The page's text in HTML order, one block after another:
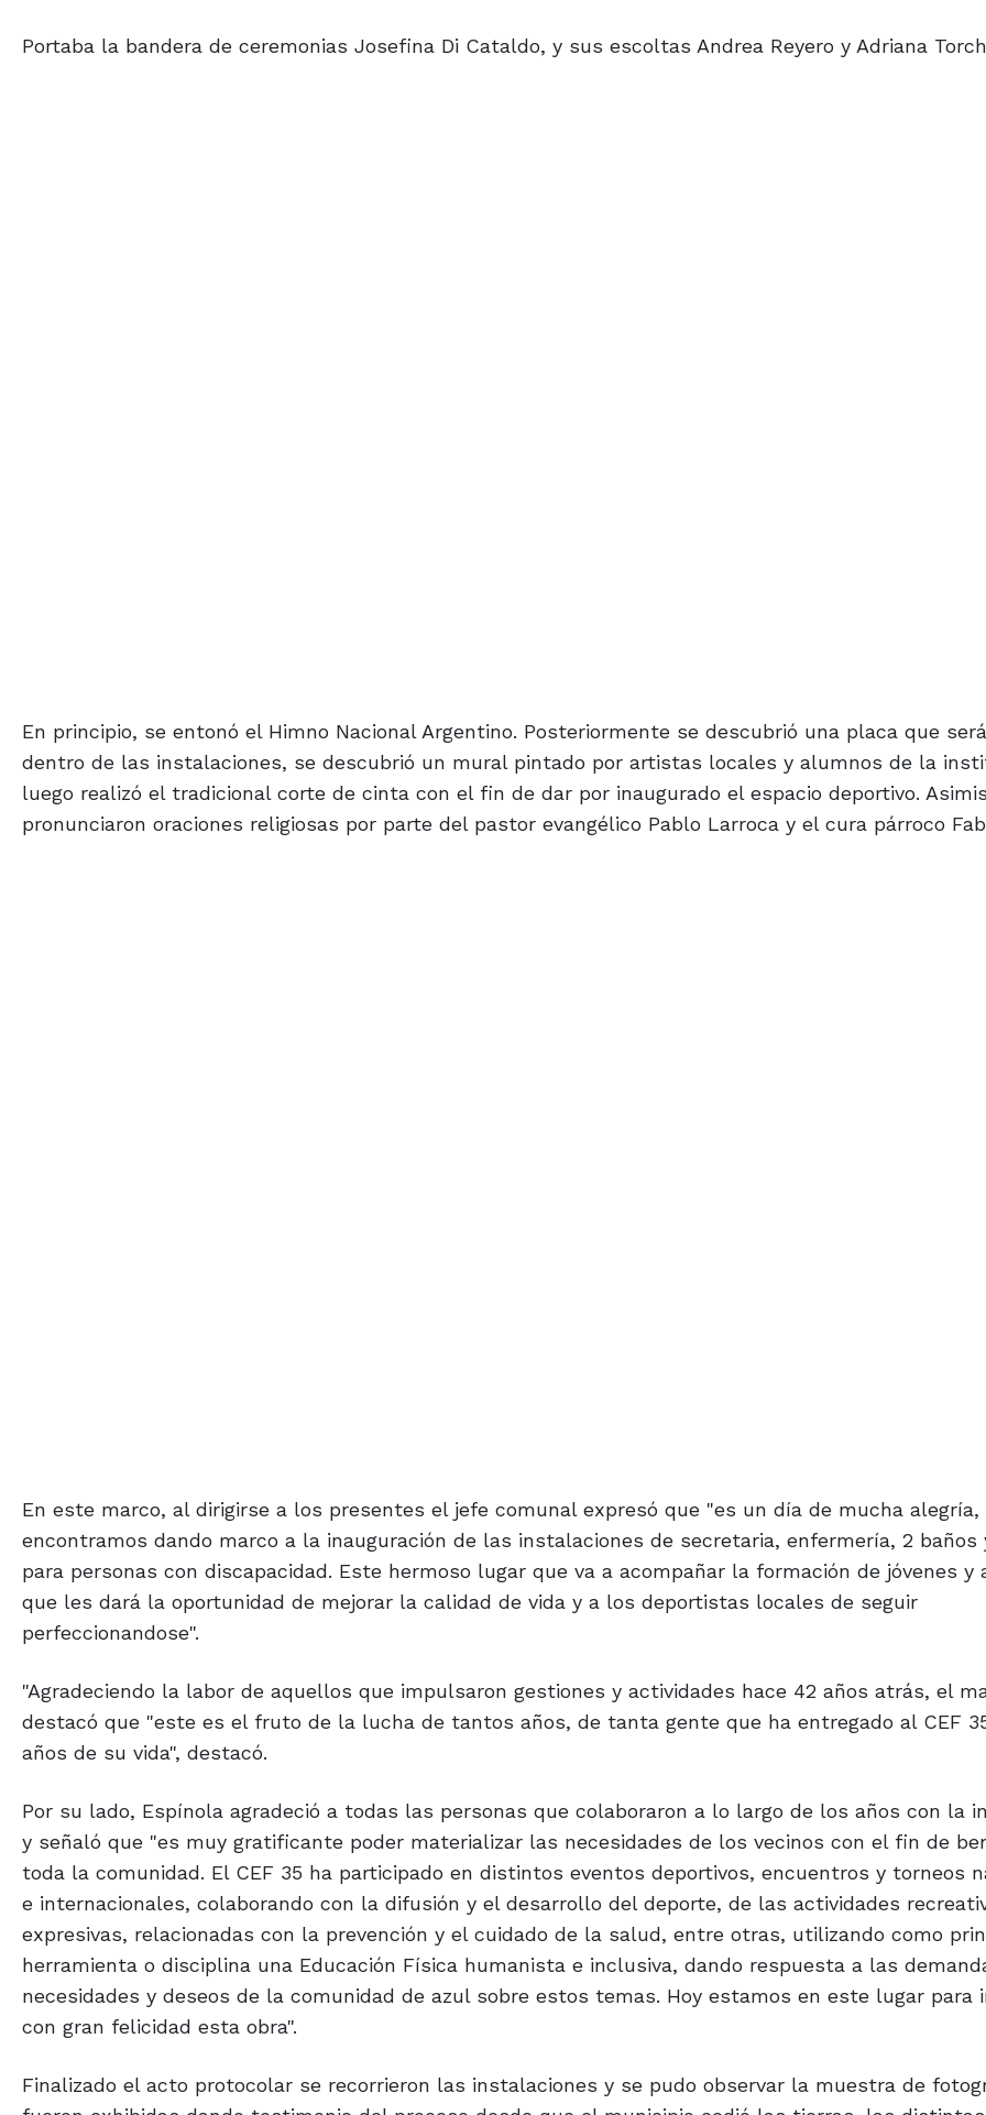
Portaba la bandera de ceremonias Josefina Di Cataldo, y sus escoltas Andrea Reyero y Adriana
En principio, se entonó el Himno Nacional Argentino. Posteriormente se descubrió una placa que
dentro de las instalaciones, se descubrió un mural pintado por artistas locales y alumnos de la
luego realizó el tradicional corte de cinta con el fin de dar por inaugurado el espacio deportivo.
pronunciaron oraciones religiosas por parte del pastor evangélico Pablo Larroca y el cura párroco
En este marco, al dirigirse a los presentes el jefe comunal expresó que "es un día de mucha alegría,
encontramos dando marco a la inauguración de las instalaciones de secretaria, enfermería, 2 baños
para personas con discapacidad. Este hermoso lugar que va a acompañar la formación de jóvenes y
que les dará la oportunidad de mejorar la calidad de vida y a los deportistas locales de seguir
perfeccionandose".
"Agradeciendo la labor de aquellos que impulsaron gestiones y actividades hace 42 años atrás, el
destacó que "este es el fruto de la lucha de tantos años, de tanta gente que ha entregado al CEF
años de su vida", destacó.
Por su lado, Espínola agradeció a todas las personas que colaboraron a lo largo de los años con la
y señaló que "es muy gratificante poder materializar las necesidades de los vecinos con el fin de
toda la comunidad. El CEF 35 ha participado en distintos eventos deportivos, encuentros y torneos
e internacionales, colaborando con la difusión y el desarrollo del deporte, de las actividades
expresivas, relacionadas con la prevención y el cuidado de la salud, entre otras, utilizando como
herramienta o disciplina una Educación Física humanista e inclusiva, dando respuesta a las
necesidades y deseos de la comunidad de azul sobre estos temas. Hoy estamos en este lugar para
con gran felicidad esta obra".
Finalizado el acto protocolar se recorrieron las instalaciones y se pudo observar la muestra de